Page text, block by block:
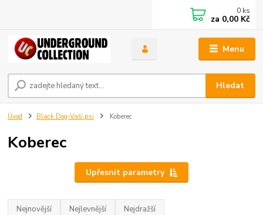
Menu
Hledat
0 ks
za 0,00 Kč
Úvod Black Dog-Vaši psi Koberec
Koberec
Upřesnit parametry
Nejnovější Nejlevnější Nejdražší